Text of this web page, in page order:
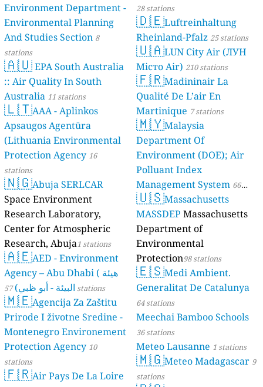
Environment Department -
Environmental Planning
And Studies Section 8
stations
🇦🇺EPA South Australia
:: Air Quality In South
Australia 11 stations
🇱🇹AAA - Aplinkos
Apsaugos Agentūra
(Lithuania Environmental
Protection Agency 16
stations
🇳🇬Abuja SERLCAR
Space Environment
Research Laboratory,
Center for Atmospheric
Research, Abuja1 stations
🇦🇪AED - Environment
Agency – Abu Dhabi ( هيئة
البيئة - أبو ظبي) 57 stations
🇲🇪Agencija Za Zaštitu
Prirode I životne Sredine -
Montenegro Environement
Protection Agency 10
stations
🇫🇷Air Pays De La Loire
28 stations
🇩🇪Luftreinhaltung
Rheinland-Pfalz 25 stations
🇺🇦LUN City Air (ЛУН
Місто Air) 210 stations
🇫🇷Madininair La
Qualité De L’air En
Martinique 7 stations
🇲🇾Malaysia
Department Of
Environment (DOE); Air
Polluant Index
Management System 66
stations
🇺🇸Massachusetts
MASSDEP Massachusetts
Department of
Environmental
Protection98 stations
🇪🇸Medi Ambient.
Generalitat De Catalunya
64 stations
Meechai Bamboo Schools
36 stations
Meteo Lausanne 1 stations
🇲🇬Meteo Madagascar 9
stations